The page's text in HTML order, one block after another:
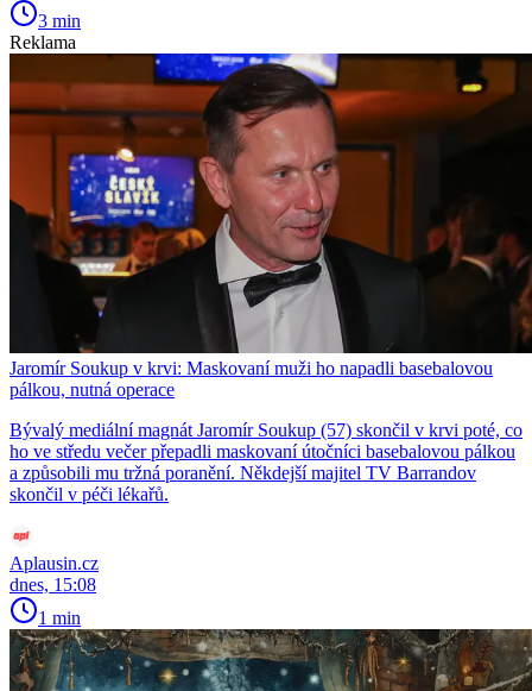
3 min
Reklama
Jaromír Soukup v krvi: Maskovaní muži ho napadli basebalovou
pálkou, nutná operace
Bývalý mediální magnát Jaromír Soukup (57) skončil v krvi poté, co
ho ve středu večer přepadli maskovaní útočníci basebalovou pálkou
a způsobili mu tržná poranění. Někdejší majitel TV Barrandov
skončil v péči lékařů.
Aplausin.cz
dnes, 15:08
1 min